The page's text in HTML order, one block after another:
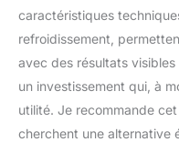
caractéristiques
refroidissement,
avec des résultats visibles
un investissement qui, à
utilité. Je recommande
cherchent une alternative